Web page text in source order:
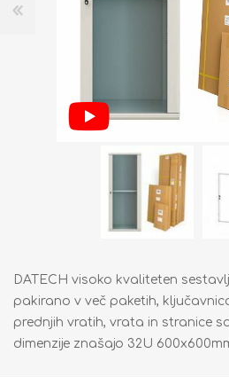
DATECH visoko kvaliteten
pakirano v več paketih,
prednjih vratih, vrata in stranice
dimenzije znašajo 32U